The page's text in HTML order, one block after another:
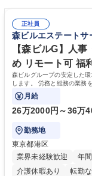
正社員
森ビルエステートサ
【森ビルG】人
め リモート可 福
森ビルグループの安定した
します。 労務と総務の業務
にも挑戦できる、やりがいあ
月給
26万2000円～36万
勤務地
東京都港区
業界未経験歓迎
年
介護休暇あり
転勤